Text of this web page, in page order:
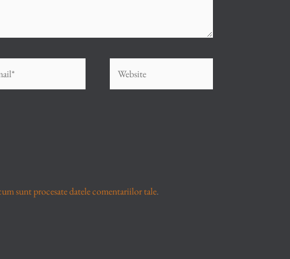
sunt procesate datele comentariilor tale.